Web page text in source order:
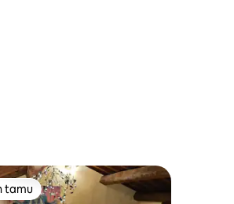
30 ulasan
terpopuler
tamu